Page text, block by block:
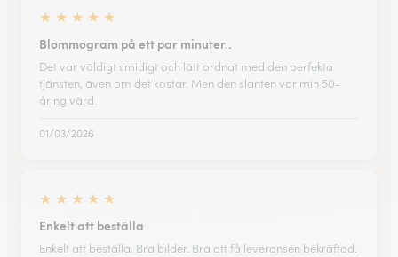
★ ★ ★ ★ ★
Blommogram på ett par minuter..
Det var väldigt smidigt och lätt ordnat med den perfekta
tjänsten, även om det kostar. Men den slanten var min 50-
åring värd.
01/03/2026
★ ★ ★ ★ ★
Enkelt att beställa
Enkelt att beställa. Bra bilder. Bra att få leveransen bekräftad.